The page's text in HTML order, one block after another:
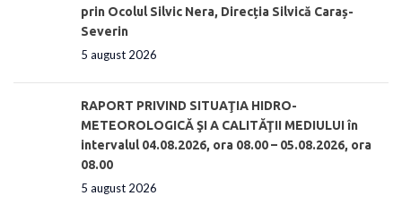
prin Ocolul Silvic Nera, Direcția Silvică Caraș-
Severin
5 august 2026
RAPORT PRIVIND SITUAŢIA HIDRO-
METEOROLOGICĂ ŞI A CALITĂŢII MEDIULUI în
intervalul 04.08.2026, ora 08.00 – 05.08.2026, ora
08.00
5 august 2026